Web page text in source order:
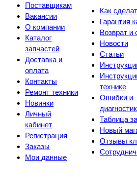
Поставщикам
Вакансии
О компании
Каталог
запчастей
Доставка и
оплата
Контакты
Ремонт техники
Новинки
Личный
кабинет
Регистрация
Заказы
Мои данные
Как
Гарантия
Возврат и
Новости
Статьи
технике
Ошибки и
Таблица
Новый
Отзывы